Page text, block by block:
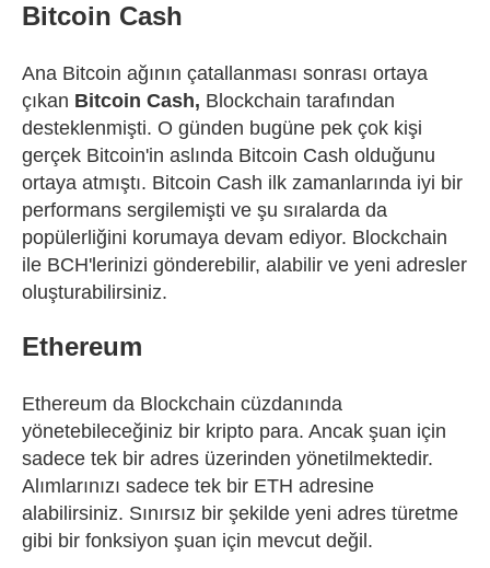
Bitcoin Cash
Ana Bitcoin ağının çatallanması sonrası ortaya
çıkan Bitcoin Cash, Blockchain tarafından
desteklenmişti. O günden bugüne pek çok kişi
gerçek Bitcoin'in aslında Bitcoin Cash olduğunu
ortaya atmıştı. Bitcoin Cash ilk zamanlarında iyi bir
performans sergilemişti ve şu sıralarda da
popülerliğini korumaya devam ediyor. Blockchain
ile BCH'lerinizi gönderebilir, alabilir ve yeni adresler
oluşturabilirsiniz.
Ethereum
Ethereum da Blockchain cüzdanında
yönetebileceğiniz bir kripto para. Ancak şuan için
sadece tek bir adres üzerinden yönetilmektedir.
Alımlarınızı sadece tek bir ETH adresine
alabilirsiniz. Sınırsız bir şekilde yeni adres türetme
gibi bir fonksiyon şuan için mevcut değil.